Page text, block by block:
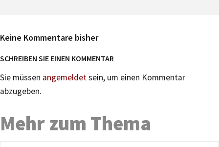
Keine Kommentare bisher
SCHREIBEN SIE EINEN KOMMENTAR
Sie müssen angemeldetsein, um einen Kommentar
abzugeben.
Mehr zum Thema